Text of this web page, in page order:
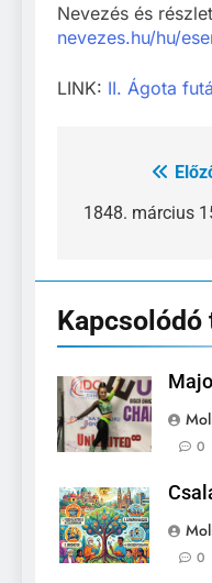
Nevezés és
nevezes.hu/hu/
LINK: II. Ágota
Bejegyzés
navigáció
1848. március
Kapcsolódó
0
0